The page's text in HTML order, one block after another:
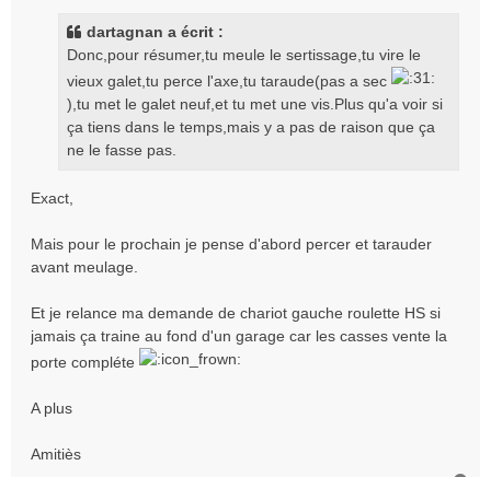
dartagnan a écrit :
Donc,pour résumer,tu meule le sertissage,tu vire le
vieux galet,tu perce l'axe,tu taraude(pas a sec
),tu met le galet neuf,et tu met une vis.Plus qu'a voir si
ça tiens dans le temps,mais y a pas de raison que ça
ne le fasse pas.
Exact,
Mais pour le prochain je pense d'abord percer et tarauder
avant meulage.
Et je relance ma demande de chariot gauche roulette HS si
jamais ça traine au fond d'un garage car les casses vente la
porte compléte
A plus
Amitiès